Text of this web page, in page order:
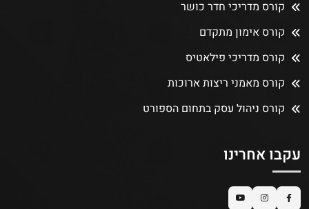
קורס מדריכי חדר כושר
קורס אימון מתקדם
קורס מדריכי פילאטיס
קורס מאמני ריצות ארוכות
קורס ניהול עסק בתחום הספורט
עקבו אחרינו